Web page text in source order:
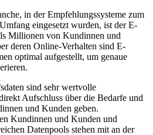
in der Empfehlungssysteme zum
eingesetzt wurden, ist der E-
Millionen von Kundinnen und
deren Online-Verhalten sind E-
optimal aufgestellt, um genaue
sind sehr wertvolle
Aufschluss über die Bedarfe und
und Kunden geben.
Kundinnen und Kunden und
Datenpools stehen mit an der